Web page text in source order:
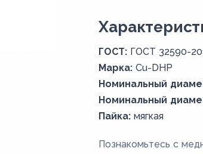
ГОСТ: ГОСТ 32590-
Марка: Cu-DHP
Номинальный
Номинальный
Пайка: мягкая
Познакомьтесь с